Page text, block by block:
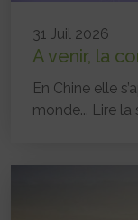
31 Juil 2026
A venir, la
En Chine elle
monde... Lire la